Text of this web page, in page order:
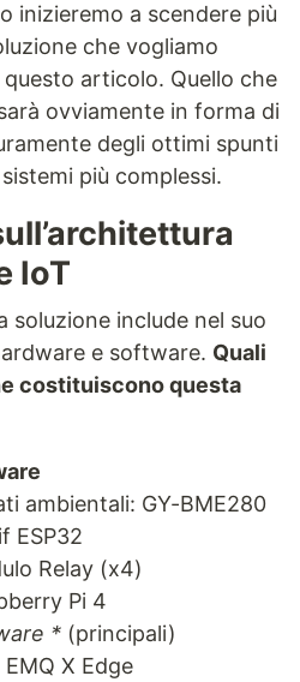
inizieremo a scendere più
che vogliamo
articolo. Quello che
ovviamente in forma di
degli ottimi spunti
più complessi.
IoT
soluzione include nel suo
e software. Quali
costituiscono questa
ambientali: GY-BME280
ESP32
Relay (x4)
Pi 4
* (principali)
X Edge